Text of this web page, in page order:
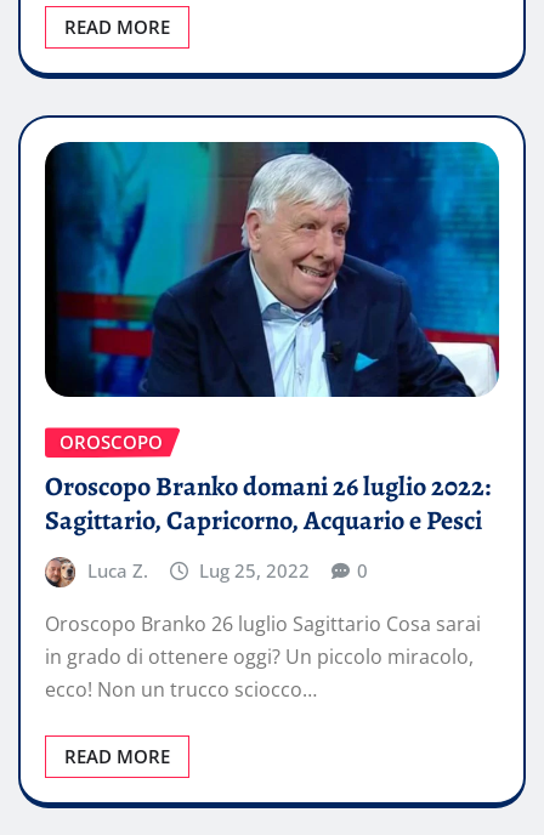
READ MORE
OROSCOPO
Oroscopo Branko domani 26 luglio 2022:
Sagittario, Capricorno, Acquario e Pesci
Luca Z. Lug 25, 2022 0
Oroscopo Branko 26 luglio Sagittario Cosa sarai
in grado di ottenere oggi? Un piccolo miracolo,
ecco! Non un trucco sciocco…
READ MORE